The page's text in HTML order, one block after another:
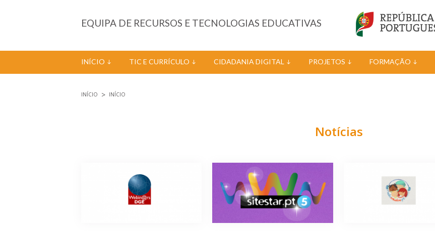
EQUIPA DE RECURSOS E TECNOLOGIAS EDUCATIVAS
INÍCIO TIC E CURRÍCULO CIDADANIA DIGITAL PROJETOS FORMAÇÃO
INÍCIO INÍCIO
Notícias
Páginas